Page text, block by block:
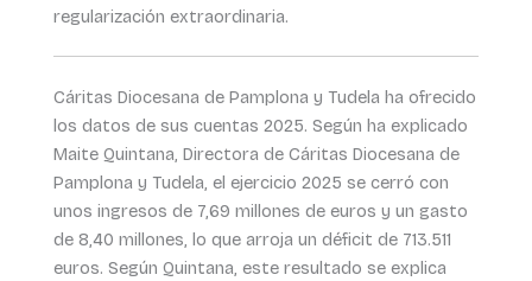
regularización extraordinaria.
Cáritas Diocesana de Pamplona y Tudela ha ofrecido
los datos de sus cuentas 2025. Según ha explicado
Maite Quintana, Directora de Cáritas Diocesana de
Pamplona y Tudela, el ejercicio 2025 se cerró con
unos ingresos de 7,69 millones de euros y un gasto
de 8,40 millones, lo que arroja un déficit de 713.511
euros. Según Quintana, este resultado se explica